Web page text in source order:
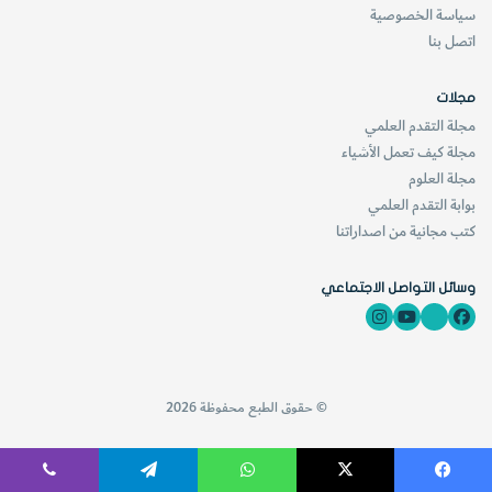
رواسب الصحراء القديمة التي تشكل اليوم مصادر رئيسة للنفط
[KSAGRelatedArticles] [ASPDRelatedArticles]
website_ksag
سياسة الخصوصية
اتصل بنا
مجلات
مجلة التقدم العلمي
مجلة كيف تعمل الأشياء
مجلة العلوم
بوابة التقدم العلمي
كتب مجانية من اصداراتنا
وسائل التواصل الاجتماعي
© حقوق الطبع محفوظة 2026